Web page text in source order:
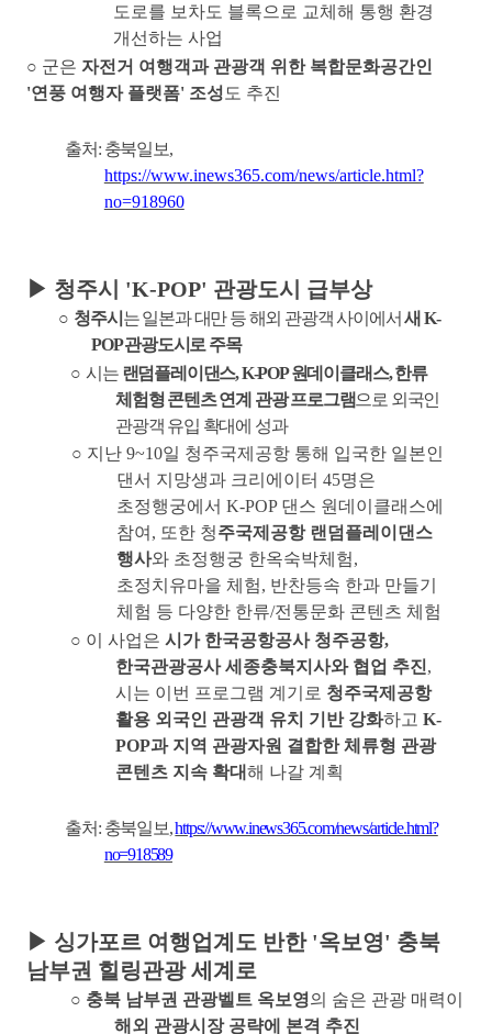
도로를 보차도 블록으로 교체해 통행 환경
개선하는 사업
○ 군은 자전거 여행객과 관광객 위한 복합문화공간인
'연풍 여행자 플랫폼' 조성 도 추진
출처: 충북일보,
https://www.inews365.com/news/article.html?
no=918960
▶ 청주시 'K-POP' 관광도시 급부상
○ 청주시 는 일본과 대만 등 해외 관광객 사이에서새 K-
POP관광도시로 주목
○시는 랜덤플레이댄스, K-POP원데이클래스,한류
체험형 콘텐츠 연계 관광 프로그램으로 외국인
관광객 유입 확대에 성과
○ 지난9~10일 청주국제공항 통해 입국한 일본인
댄서 지망생과 크리에이터45명은
초정행궁에서K-POP 댄스 원데이클래스에
참여 , 또한 청주국제공항 랜덤플레이댄스
행사와 초정행궁 한옥숙박체험,
초정치유마을 체험, 반찬등속 한과 만들기
체험 등 다양한 한류/전통문화 콘텐츠 체험
○ 이 사업은시가 한국공항공사 청주공항,
한국관광공사 세종충북지사와 협업 추진,
시는 이번 프로그램 계기로 청주국제공항
활용 외국인 관광객 유치 기반 강화하고K-
POP과 지역 관광자원 결합한 체류형 관광
콘텐츠 지속 확대해 나갈 계획
출처: 충북일보,https://www.inews365.com/news/article.html?
no=918589
▶ 싱가포르 여행업계도 반한 '옥보영' 충북
남부권 힐링관광 세계로
○ 충북 남부권 관광벨트 옥보영의 숨은 관광 매력이
해외 관광시장 공략에 본격 추진